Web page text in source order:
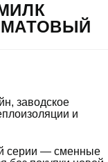
заводское
и
серии — сменные